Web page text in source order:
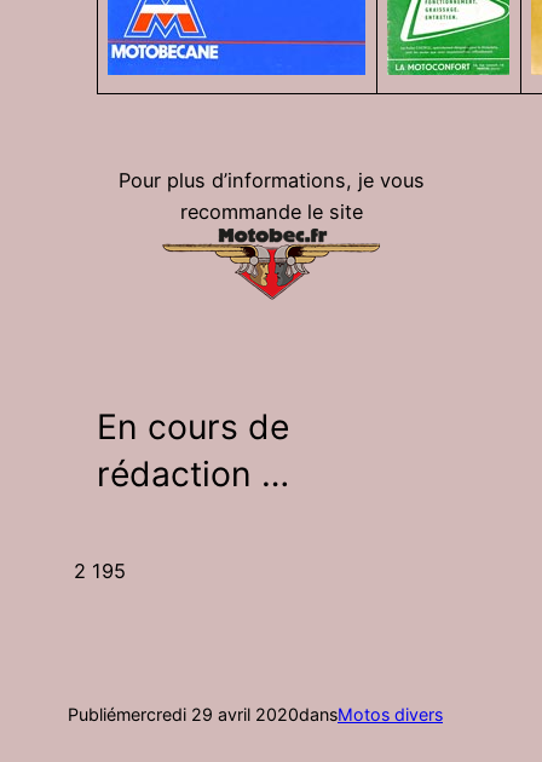
Pour plus d’informations, je vous
recommande le site
En cours de
rédaction …
2 195
Publiémercredi 29 avril 2020dansMotos divers